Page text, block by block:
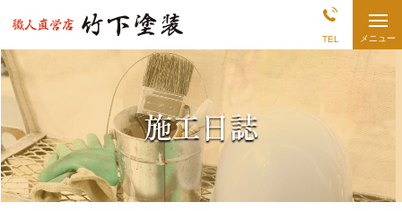
熊
長
洲・
荒
尾
の
外
壁
塗
装
店
TEL メニュー
施工日誌